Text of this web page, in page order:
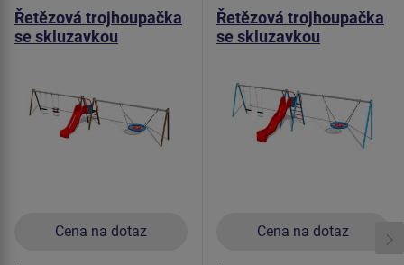
Řetězová trojhoupačka
se skluzavkou
Cena na dotaz
Řetězová trojhoupačka
se skluzavkou
Cena na dotaz